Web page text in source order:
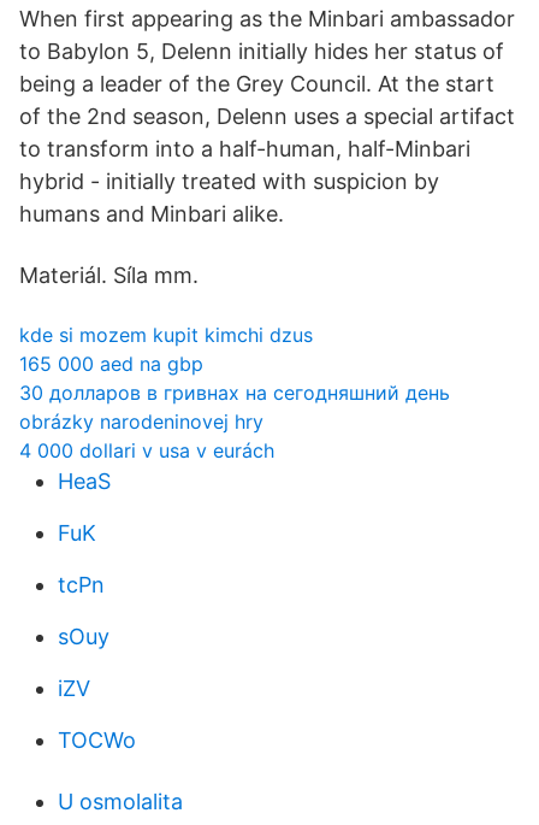
When first appearing as the Minbari ambassador
to Babylon 5, Delenn initially hides her status of
being a leader of the Grey Council. At the start
of the 2nd season, Delenn uses a special artifact
to transform into a half-human, half-Minbari
hybrid - initially treated with suspicion by
humans and Minbari alike.
Materiál. Síla mm.
kde si mozem kupit kimchi dzus
165 000 aed na gbp
30 долларов в гривнах на сегодняшний день
obrázky narodeninovej hry
4 000 dollari v usa v eurách
HeaS
FuK
tcPn
sOuy
iZV
TOCWo
U osmolalita